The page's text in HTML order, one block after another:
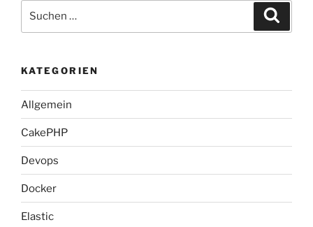
nach:
KATEGORIEN
Allgemein
CakePHP
Devops
Docker
Elastic